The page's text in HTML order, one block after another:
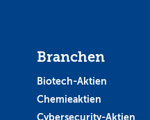
Branchen
Biotech-Aktien
Chemieaktien
Cybersecurity-Aktien